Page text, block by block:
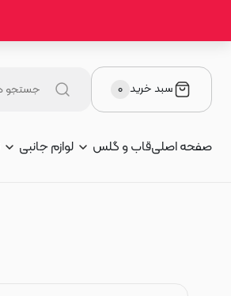
سبد خرید ۰
صفحه اصلیقاب و گلس لوازم جانبی